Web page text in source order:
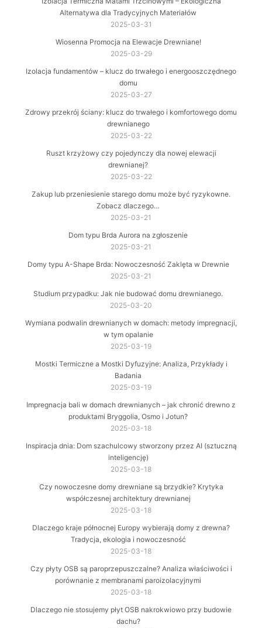
Alternatywa dla Tradycyjnych Materiałów
2025-03-31
Wiosenna Promocja na Elewacje Drewniane!
2025-03-29
Izolacja fundamentów – klucz do trwałego i energooszczędnego
domu
2025-03-27
Zdrowy przekrój ściany: klucz do trwałego i komfortowego domu
drewnianego
2025-03-22
Ruszt krzyżowy czy pojedynczy dla nowej elewacji
drewnianej?
2025-03-22
Zakup lub przeniesienie starego domu może być ryzykowne.
Zobacz dlaczego…
2025-03-21
Dom typu Brda Aurora na zgłoszenie
2025-03-21
Domy typu A-Shape Brda: Nowoczesność Zaklęta w Drewnie
2025-03-21
Studium przypadku: Jak nie budować domu drewnianego.
2025-03-20
Wymiana podwalin drewnianych w domach: metody impregnacji,
w tym opalanie
2025-03-19
Mostki Termiczne a Mostki Dyfuzyjne: Analiza, Przykłady i
Badania
2025-03-19
Impregnacja bali w domach drewnianych – jak chronić drewno z
produktami Bryggolia, Osmo i Jotun?
2025-03-18
Inspiracja dnia: Dom szachulcowy stworzony przez AI (sztuczną
inteligencję)
2025-03-18
Czy nowoczesne domy drewniane są brzydkie? Krytyka
współczesnej architektury drewnianej
2025-03-18
Dlaczego kraje północnej Europy wybierają domy z drewna?
Tradycja, ekologia i nowoczesność
2025-03-18
Czy płyty OSB są paroprzepuszczalne? Analiza właściwości i
porównanie z membranami paroizolacyjnymi
2025-03-18
Dlaczego nie stosujemy płyt OSB nakrokwiowo przy budowie
dachu?